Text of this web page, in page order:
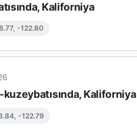
Kaliforniya
-122.80
Kaliforniya
-122.79